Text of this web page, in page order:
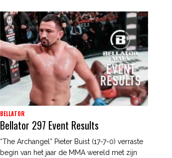
BELLATOR
Bellator 297 Event Results
“The Archangel” Pieter Buist (17-7-0) verraste
begin van het jaar de MMA wereld met zijn